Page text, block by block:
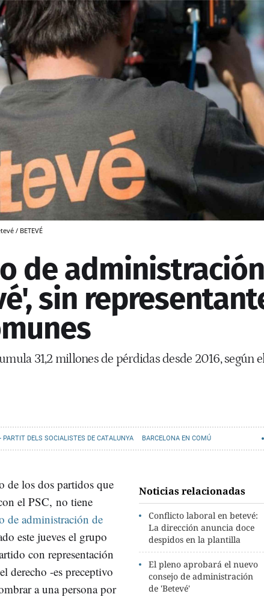
/ BETEVÉ
de administración
sin
31,2 millones de pérdidas desde 2016, según
PARTIT DELS SOCIALISTES DE CATALUNYA BARCELONA EN COMÚ
Noticias relacionadas
Conflicto laboral en betevé:
La dirección anuncia doce
despidos en la plantilla
El pleno aprobará el nuevo
consejo de administración
de 'Betevé'
de los dos partidos que
el PSC, no tiene
de administración de
este jueves el grupo
con representación
derecho -es preceptivo
a una persona por